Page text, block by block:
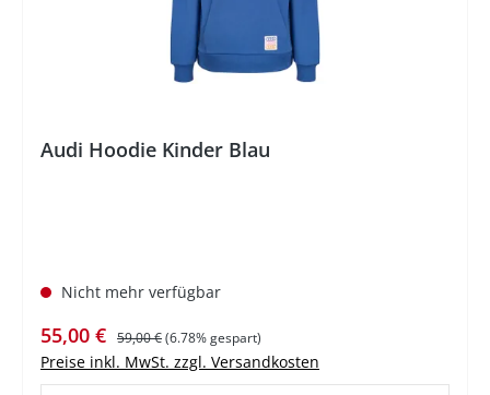
Audi Hoodie Kinder Blau
Nicht mehr verfügbar
Verkaufspreis:
55,00 € Regulärer Preis:
59,00 €(6.78% gespart)
Preise inkl. MwSt. zzgl. Versandkosten